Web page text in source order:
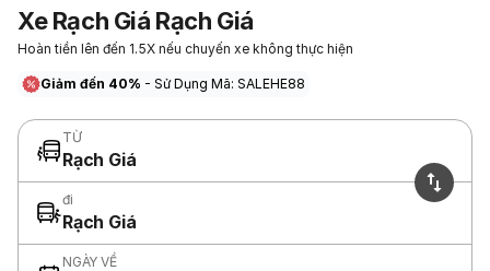
Xe Rạch Giá Rạch Giá
Hoàn tiền lên đến 1.5X nếu chuyến xe không thực hiện
Giảm đến 40% - Sử Dụng Mã: SALEHE88
TỪ
Rạch Giá
đi
Rạch Giá
NGÀY VỀ